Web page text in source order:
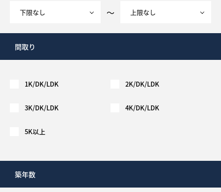
～
間取り
1K/DK/LDK 2K/DK/LDK
3K/DK/LDK 4K/DK/LDK
5K以上
築年数